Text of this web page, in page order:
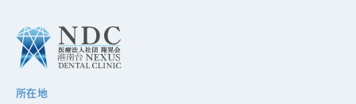
所在地